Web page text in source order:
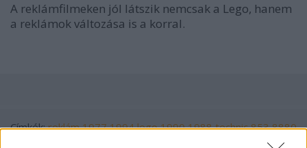
A reklámfilmeken jól látszik nemcsak a Lego, hanem
a reklámok változása is a korral.
Címkék:reklám 1977 1994 lego 1990 1988 technic 853 8880